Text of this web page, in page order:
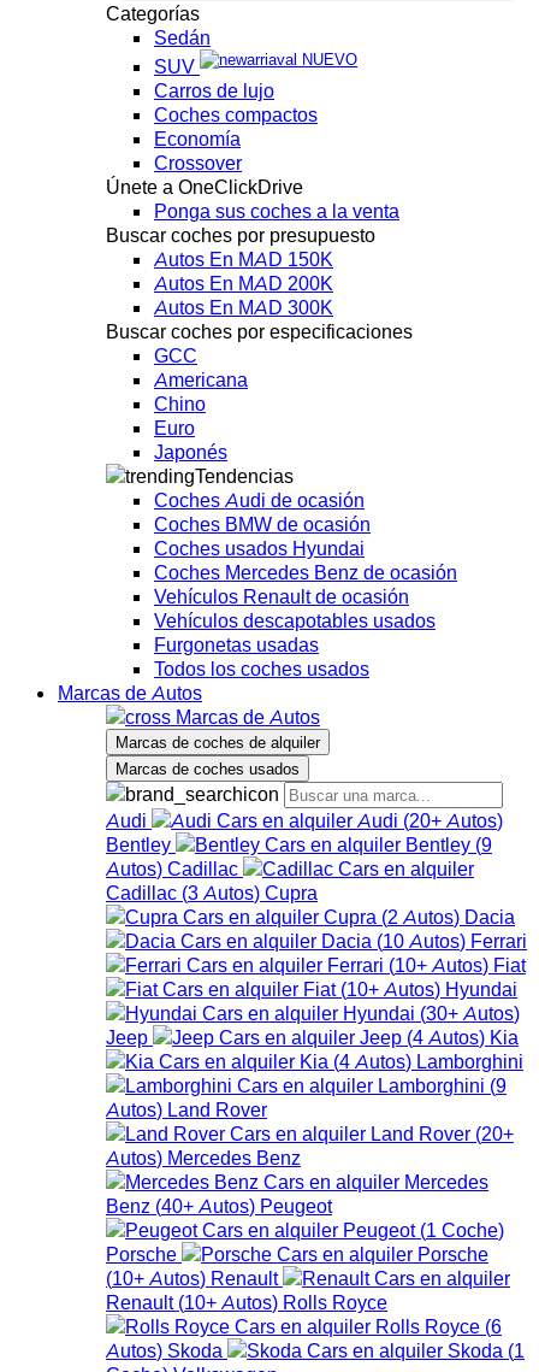
Categorías
Sedán
SUV
NUEVO
Carros de lujo
Coches compactos
Economía
Crossover
Únete a OneClickDrive
Ponga sus coches a la venta
Buscar coches por presupuesto
Autos En MAD 150K
Autos En MAD 200K
Autos En MAD 300K
Buscar coches por especificaciones
GCC
Americana
Chino
Euro
Japonés
Tendencias
Coches Audi de ocasión
Coches BMW de ocasión
Coches usados Hyundai
Coches Mercedes Benz de ocasión
Vehículos Renault de ocasión
Vehículos descapotables usados
Furgonetas usadas
Todos los coches usados
Marcas de Autos
Marcas de Autos
Marcas de coches de alquiler
Marcas de coches usados
Audi Audi (20+ Autos)
Bentley
Bentley (9
Autos) Cadillac
Cadillac (3 Autos) Cupra
Cupra (2 Autos) Dacia
Dacia (10 Autos) Ferrari
Ferrari (10+ Autos) Fiat
Fiat (10+ Autos) Hyundai
Hyundai (30+ Autos)
Jeep
Jeep (4 Autos) Kia
Kia (4 Autos) Lamborghini
Lamborghini (9
Autos) Land Rover
Land Rover (20+
Autos) Mercedes Benz
Mercedes
Benz (40+ Autos) Peugeot
Peugeot (1 Coche)
Porsche
Porsche
(10+ Autos) Renault
Renault (10+ Autos) Rolls Royce
Rolls Royce (6
Autos) Skoda Skoda (1